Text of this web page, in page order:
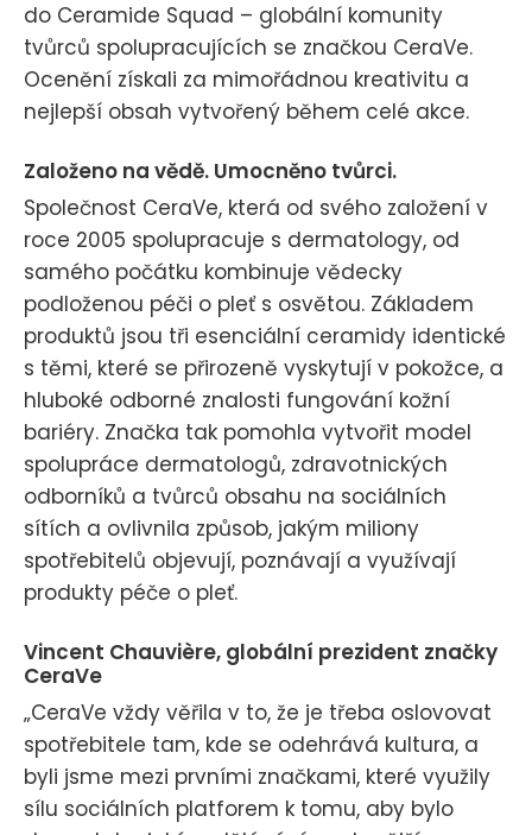
do Ceramide Squad – globální komunity
tvůrců spolupracujících se značkou CeraVe.
Ocenění získali za mimořádnou kreativitu a
nejlepší obsah vytvořený během celé akce.
Založeno na vědě. Umocněno tvůrci.
Společnost CeraVe, která od svého založení v
roce 2005 spolupracuje s dermatology, od
samého počátku kombinuje vědecky
podloženou péči o pleť s osvětou. Základem
produktů jsou tři esenciální ceramidy identické
s těmi, které se přirozeně vyskytují v pokožce, a
hluboké odborné znalosti fungování kožní
bariéry. Značka tak pomohla vytvořit model
spolupráce dermatologů, zdravotnických
odborníků a tvůrců obsahu na sociálních
sítích a ovlivnila způsob, jakým miliony
spotřebitelů objevují, poznávají a využívají
produkty péče o pleť.
Vincent Chauvière, globální prezident značky
CeraVe
„CeraVe vždy věřila v to, že je třeba oslovovat
spotřebitele tam, kde se odehrává kultura, a
byli jsme mezi prvními značkami, které využily
sílu sociálních platforem k tomu, aby bylo